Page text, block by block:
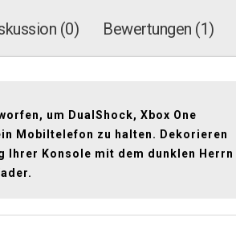
(0) Bewertungen (1)
um DualShock, Xbox One
Mobiltelefon zu halten. Dekorieren
Ihrer Konsole mit dem dunklen Herrn